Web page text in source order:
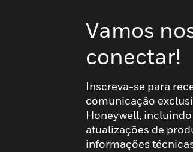
Vamos
conectar!
Inscreva-se para
comunicação
Honeywell, incluindo
atualizações de
informações